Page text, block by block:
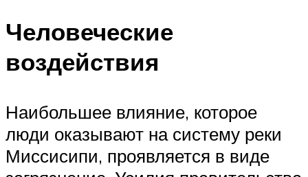
Человеческие
воздействия
Наибольшее влияние, которое
люди оказывают на систему реки
Миссисипи, проявляется в виде